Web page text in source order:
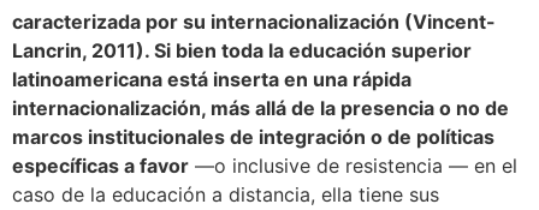
caracterizada por su internacionalización (Vincent-
Lancrin, 2011). Si bien toda la educación superior
latinoamericana está inserta en una rápida
internacionalización, más allá de la presencia o no de
marcos institucionales de integración o de políticas
específicas a favor —o inclusive de resistencia — en el
caso de la educación a distancia, ella tiene sus